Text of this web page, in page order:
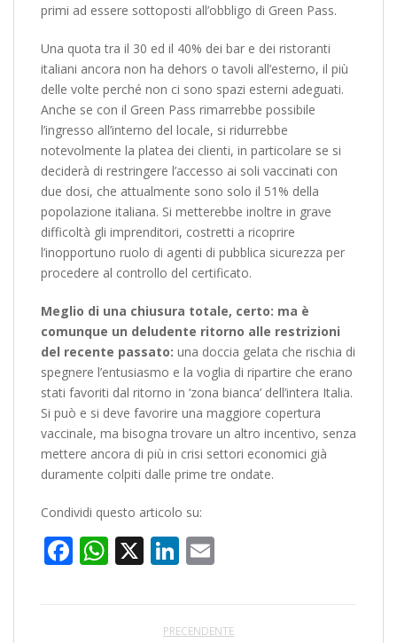
primi ad essere sottoposti all’obbligo di Green Pass.
Una quota tra il 30 ed il 40% dei bar e dei ristoranti
italiani ancora non ha dehors o tavoli all’esterno, il più
delle volte perché non ci sono spazi esterni adeguati.
Anche se con il Green Pass rimarrebbe possibile
l’ingresso all’interno del locale, si ridurrebbe
notevolmente la platea dei clienti, in particolare se si
deciderà di restringere l’accesso ai soli vaccinati con
due dosi, che attualmente sono solo il 51% della
popolazione italiana. Si metterebbe inoltre in grave
difficoltà gli imprenditori, costretti a ricoprire
l’inopportuno ruolo di agenti di pubblica sicurezza per
procedere al controllo del certificato.
Meglio di una chiusura totale, certo: ma è
comunque un deludente ritorno alle restrizioni
del recente passato: una doccia gelata che rischia di
spegnere l’entusiasmo e la voglia di ripartire che erano
stati favoriti dal ritorno in ‘zona bianca’ dell’intera Italia.
Si può e si deve favorire una maggiore copertura
vaccinale, ma bisogna trovare un altro incentivo, senza
mettere ancora di più in crisi settori economici già
duramente colpiti dalle prime tre ondate.
Condividi questo articolo su:
Facebook
WhatsApp
X LinkedIn
PRECENDENTE